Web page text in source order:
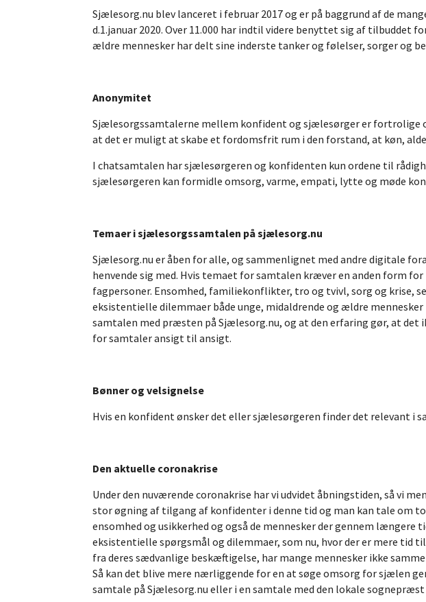
Sjælesorg.nu blev lanceret i februar 2017 og er på baggrund af de
d.1.januar 2020. Over 11.000 har indtil videre benyttet sig af
ældre mennesker har delt sine inderste tanker og følelser, sorger og
Anonymitet
Sjælesorgssamtalerne mellem konfident og sjælesørger er fortrolige
at det er muligt at skabe et fordomsfrit rum i den forstand, at køn,
I chatsamtalen har sjælesørgeren og konfidenten kun ordene til
sjælesørgeren kan formidle omsorg, varme, empati, lytte og møde
Temaer i sjælesorgssamtalen på sjælesorg.nu
Sjælesorg.nu er åben for alle, og sammenlignet med andre digitale
henvende sig med. Hvis temaet for samtalen kræver en anden form
fagpersoner. Ensomhed, familiekonflikter, tro og tvivl, sorg og krise,
eksistentielle dilemmaer både unge, midaldrende og ældre
samtalen med præsten på Sjælesorg.nu, og at den erfaring gør, at
for samtaler ansigt til ansigt.
Bønner og velsignelse
Hvis en konfident ønsker det eller sjælesørgeren finder det relevant i
Den aktuelle coronakrise
Under den nuværende coronakrise har vi udvidet åbningstiden, så vi
stor øgning af tilgang af konfidenter i denne tid og man kan tale om
ensomhed og usikkerhed og også de mennesker der gennem
eksistentielle spørgsmål og dilemmaer, som nu, hvor der er mere tid
fra deres sædvanlige beskæftigelse, har mange mennesker ikke
Så kan det blive mere nærliggende for en at søge omsorg for sjælen
samtale på Sjælesorg.nu eller i en samtale med den lokale